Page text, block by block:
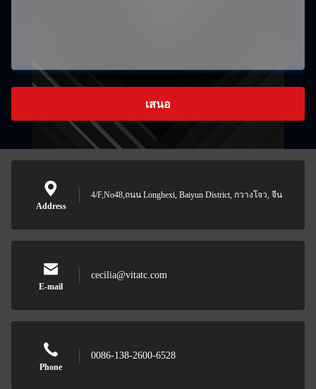
เสนอ
Address
4/F,No48,ถนน Longhexi, Baiyun District, กวางโจว, จีน
E-mail
cecilia@vitatc.com
Phone
0086-138-2600-6528